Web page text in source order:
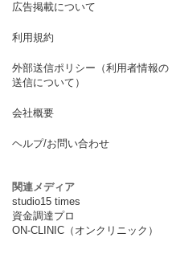
広告掲載について
利用規約
外部送信ポリシー（利用者情報の
送信について）
会社概要
ヘルプ/お問い合わせ
関連メディア
studio15 times
資金調達プロ
ON-CLINIC（オンクリニック）